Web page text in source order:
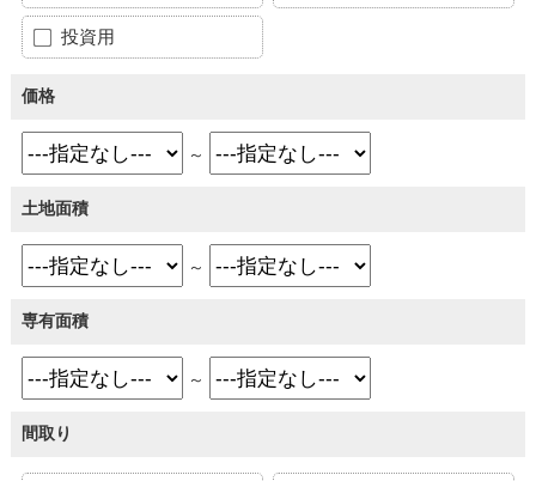
投資用
価格
～
土地面積
～
専有面積
～
間取り